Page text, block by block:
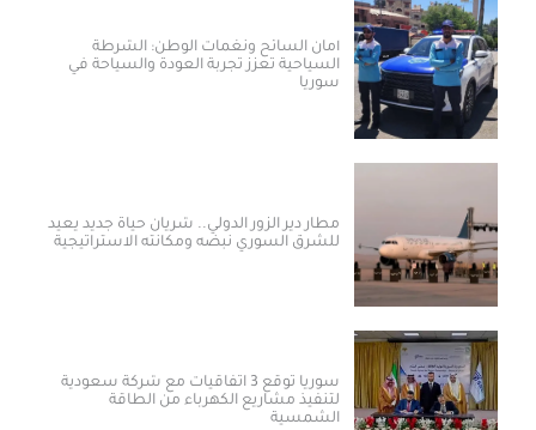
أمان السائح ونغمات الوطن: الشرطة
السياحية تعزز تجربة العودة والسياحة في
مطار دير الزور الدولي.. شريان حياة جديد يعيد
للشرق السوري نبضه ومكانته الاستراتيجية
سوريا توقع 3 اتفاقيات مع شركة سعودية
لتنفيذ مشاريع الكهرباء من الطاقة
الشمسية